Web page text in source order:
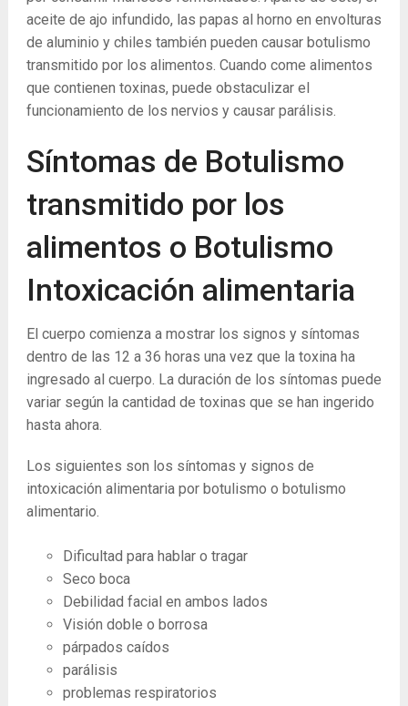
aceite de ajo infundido, las papas al horno en envolturas
de aluminio y chiles también pueden causar botulismo
transmitido por los alimentos. Cuando come alimentos
que contienen toxinas, puede obstaculizar el
funcionamiento de los nervios y causar parálisis.
Síntomas de Botulismo
transmitido por los
alimentos o Botulismo
Intoxicación alimentaria
El cuerpo comienza a mostrar los signos y síntomas
dentro de las 12 a 36 horas una vez que la toxina ha
ingresado al cuerpo. La duración de los síntomas puede
variar según la cantidad de toxinas que se han ingerido
hasta ahora.
Los siguientes son los síntomas y signos de
intoxicación alimentaria por botulismo o botulismo
alimentario.
Dificultad para hablar o tragar
Seco boca
Debilidad facial en ambos lados
Visión doble o borrosa
párpados caídos
parálisis
problemas respiratorios